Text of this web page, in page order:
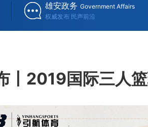
雄安政务 Government Affairs
权威发布 民声前沿
丨2019国际三人